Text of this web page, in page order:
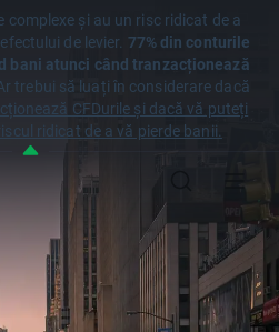
complexe și au un risc ridicat de a
de levier. 77% din conturile
atunci când tranzacționează
trebui să luați în considerare dacă
CFDurile și dacă vă puteți
ridicat de a vă pierde banii.